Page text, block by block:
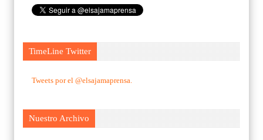
TimeLine Twitter
Tweets por el @elsajamaprensa.
Nuestro Archivo